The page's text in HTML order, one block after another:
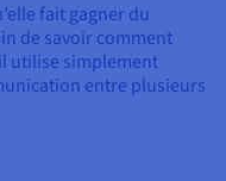
fait gagner du
de savoir comment
utilise simplement
entre plusieurs